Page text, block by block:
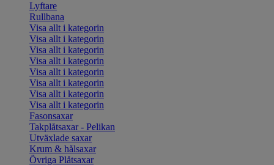
Lyftare
Rullbana
Visa allt i kategorin
Visa allt i kategorin
Visa allt i kategorin
Visa allt i kategorin
Visa allt i kategorin
Visa allt i kategorin
Visa allt i kategorin
Visa allt i kategorin
Fasonsaxar
Takplåtsaxar - Pelikan
Utväxlade saxar
Krum & hålsaxar
Övriga Plåtsaxar